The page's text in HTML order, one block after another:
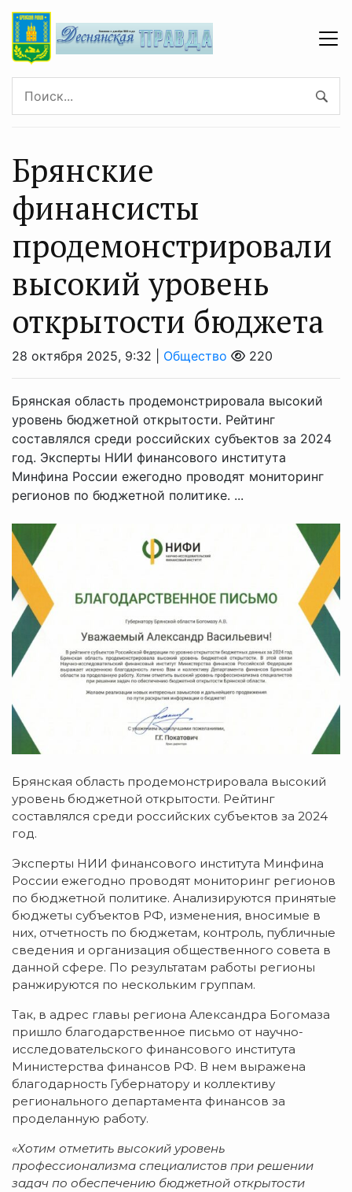
Брянские
финансисты
продемонстрировали
высокий уровень
открытости бюджета
28 октября 2025, 9:32 | Общество 220
Брянская область продемонстрировала высокий
уровень бюджетной открытости. Рейтинг
составлялся среди российских субъектов за 2024
год. Эксперты НИИ финансового института
Минфина России ежегодно проводят мониторинг
регионов по бюджетной политике. ...
Брянская область продемонстрировала высокий
уровень бюджетной открытости. Рейтинг
составлялся среди российских субъектов за 2024
год.
Эксперты НИИ финансового института Минфина
России ежегодно проводят мониторинг регионов
по бюджетной политике. Анализируются принятые
бюджеты субъектов РФ, изменения, вносимые в
них, отчетность по бюджетам, контроль, публичные
сведения и организация общественного совета в
данной сфере. По результатам работы регионы
ранжируются по нескольким группам.
Так, в адрес главы региона Александра Богомаза
пришло благодарственное письмо от научно-
исследовательского финансового института
Министерства финансов РФ. В нем выражена
благодарность Губернатору и коллективу
регионального департамента финансов за
проделанную работу.
«Хотим отметить высокий уровень
профессионализма специалистов при решении
задач по обеспечению бюджетной открытости